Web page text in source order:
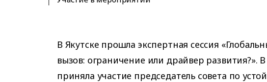
В Якутске прошла экспертная сессия
вызов: ограничение или драйвер развития?».
приняла участие председатель совета по